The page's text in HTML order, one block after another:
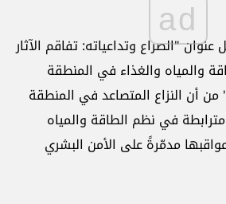
ad
"الصراع وتداعياته: تفاقم الآثار
والمياه والغذاء في المنطقة
من أن النزاع المتصاعد في المنطقة
في نظم الطاقة والمياه
مدمّرةً على الأمن البشري